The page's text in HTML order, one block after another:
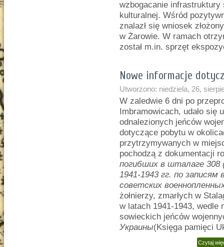
wzbogacanie infrastruktury
kulturalnej. Wśród
znalazł się wniosek
w Żarowie. W ramach
został m.in. sprzęt
Nowe informacje
Utworzono: niedziela, 26,
W zaledwie 6 dni po
Imbramowicach, udało się
odnalezionych jeńców
dotyczące pobytu w
przytrzymywanych w
pochodzą z dokumentacji
погибших в шталаге 308
1941-1943 гг. по
советских
żołnierzy, zmarłych w
w latach 1941-1943, wedle
sowieckich jeńców
Украины(Księga pamięci
Czytaj